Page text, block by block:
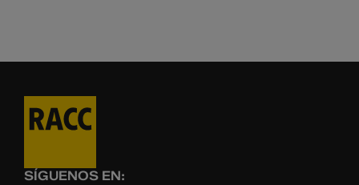
SÍGUENOS EN: